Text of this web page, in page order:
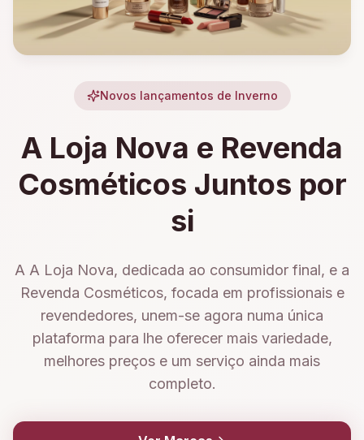
Novos lançamentos de Inverno
A Loja Nova e Revenda
Cosméticos Juntos por
si
A A Loja Nova, dedicada ao consumidor final, e a
Revenda Cosméticos, focada em profissionais e
revendedores, unem-se agora numa única
plataforma para lhe oferecer mais variedade,
melhores preços e um serviço ainda mais
completo.